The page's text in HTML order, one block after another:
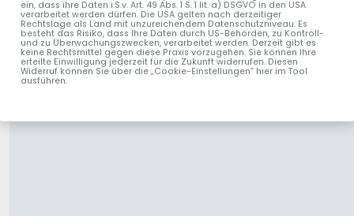
ein, dass ihre Daten i.S.v. Art. 49 Abs. 1 S. 1 lit. a) DSGVO in den USA
verarbeitet werden dürfen. Die USA gelten nach derzeitiger
Rechtslage als Land mit unzureichendem Datenschutzniveau. Es
besteht das Risiko, dass Ihre Daten durch US-Behörden, zu Kontroll-
und zu Überwachungszwecken, verarbeitet werden. Derzeit gibt es
keine Rechtsmittel gegen diese Praxis vorzugehen. Sie können Ihre
erteilte Einwilligung jederzeit für die Zukunft widerrufen. Diesen
Widerruf können Sie über die „Cookie-Einstellungen“ hier im Tool
ausführen.